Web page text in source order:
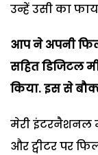
उन्हें उसी का
आप ने अपनी
सहित डिजिटल
किया. इस से
मेरी इंटरनैशनल
और ट्वीटर पर